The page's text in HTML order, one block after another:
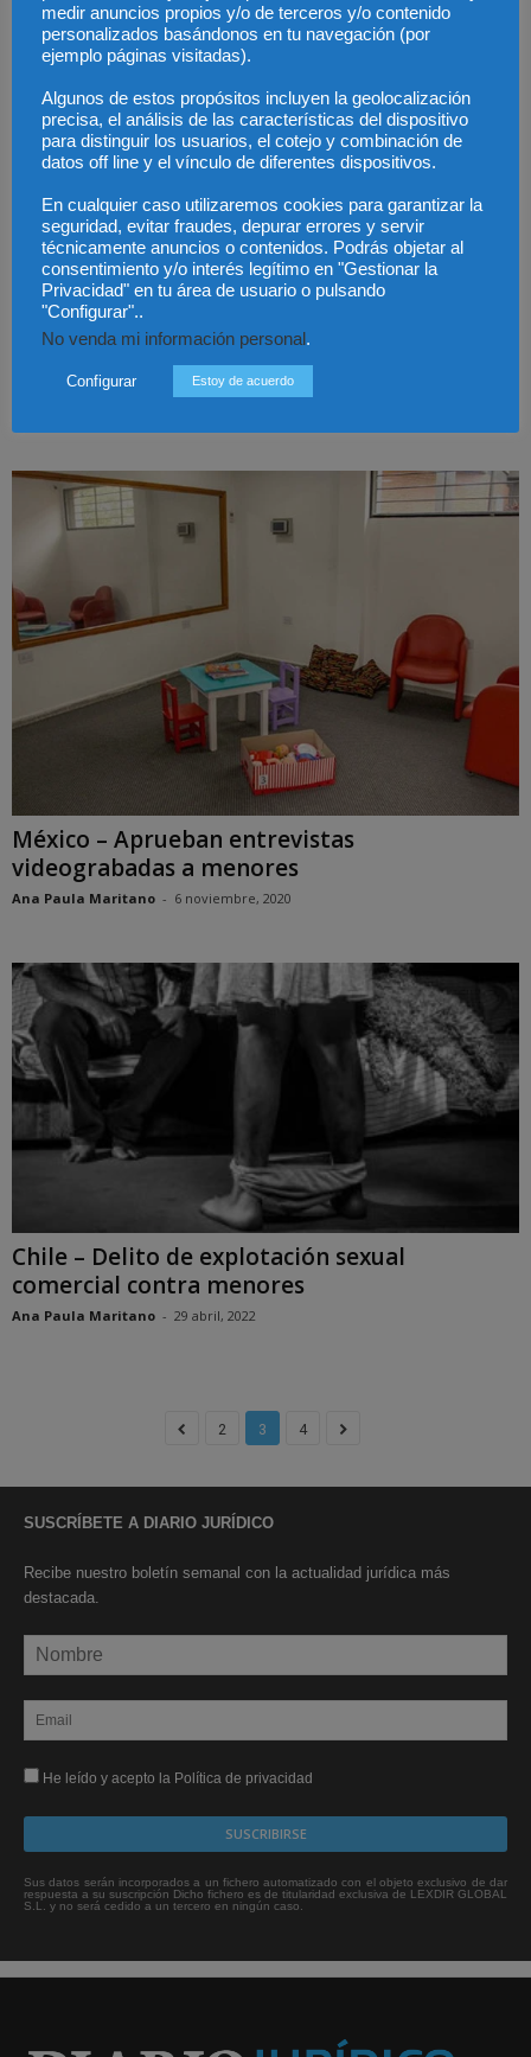
El Contrato de “Know How” y la necesidad de
regulación en...
México – Aprueban entrevistas
videograbadas a menores
Ana Paula Maritano - 6 noviembre, 2020
Chile – Delito de explotación sexual
comercial contra menores
Ana Paula Maritano - 29 abril, 2022
2 3 4
SUSCRÍBETE A DIARIO JURÍDICO
Recibe nuestro boletín semanal con la actualidad jurídica más
destacada.
He leído y acepto la Política de privacidad
Sus datos serán incorporados a un fichero automatizado con el objeto exclusivo de dar
respuesta a su suscripción Dicho fichero es de titularidad exclusiva de LEXDIR GLOBAL
S.L. y no será cedido a un tercero en ningún caso.
medir anuncios propios y/o de terceros y/o contenido
personalizados basándonos en tu navegación (por
ejemplo páginas visitadas).
Algunos de estos propósitos incluyen la geolocalización
precisa, el análisis de las características del dispositivo
para distinguir los usuarios, el cotejo y combinación de
datos off line y el vínculo de diferentes dispositivos.
En cualquier caso utilizaremos cookies para garantizar la
seguridad, evitar fraudes, depurar errores y servir
técnicamente anuncios o contenidos. Podrás objetar al
consentimiento y/o interés legítimo en "Gestionar la
Privacidad" en tu área de usuario o pulsando
"Configurar"..
No venda mi información personal .
Configurar Estoy de acuerdo